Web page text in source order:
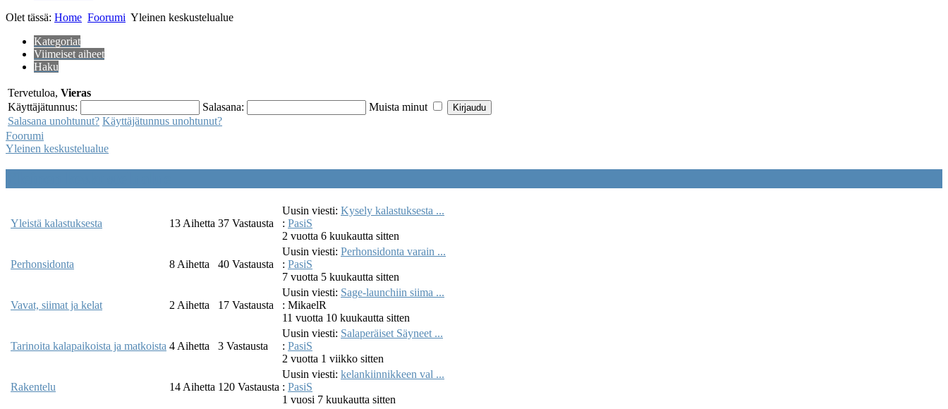
Olet tässä: Home Foorumi Yleinen keskustelualue
Kategoriat
Viimeiset aiheet
Haku
Tervetuloa, Vieras
Käyttäjätunnus:
Salasana:
Muista minut
Salasana unohtunut? Käyttäjätunnus unohtunut?
Foorumi
Yleinen keskustelualue
Yleistä kalastuksesta 13 Aihetta 37 Vastausta
Uusin viesti: Kysely kalastuksesta ...
: PasiS
2 vuotta 6 kuukautta sitten
Perhonsidonta 8 Aihetta 40 Vastausta
Uusin viesti: Perhonsidonta varain ...
: PasiS
7 vuotta 5 kuukautta sitten
Vavat, siimat ja kelat 2 Aihetta 17 Vastausta
Uusin viesti: Sage-launchiin siima ...
: MikaelR
11 vuotta 10 kuukautta sitten
Tarinoita kalapaikoista ja matkoista 4 Aihetta 3 Vastausta
Uusin viesti: Salaperäiset Säyneet ...
: PasiS
2 vuotta 1 viikko sitten
Rakentelu 14 Aihetta 120 Vastausta
Uusin viesti: kelankiinnikkeen val ...
: PasiS
1 vuosi 7 kuukautta sitten